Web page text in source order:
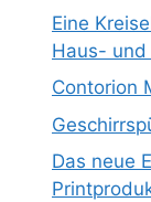
Eine
Haus-
Contorion
Das neue